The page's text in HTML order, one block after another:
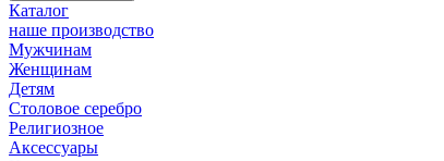
Каталог
наше производство
Мужчинам
Женщинам
Детям
Столовое серебро
Религиозное
Аксессуары